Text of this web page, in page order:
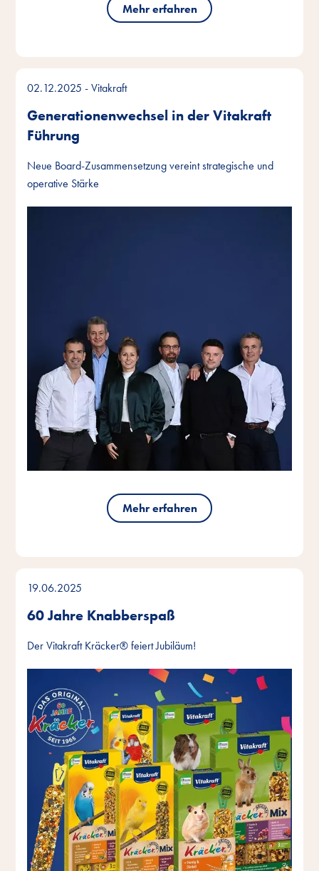
Mehr erfahren
02.12.2025- Vitakraft
Generationenwechsel in der Vitakraft
Führung
Neue Board-Zusammensetzung vereint strategische und
operative Stärke
Mehr erfahren
19.06.2025
60 Jahre Knabberspaß
Der Vitakraft Kräcker® feiert Jubiläum!